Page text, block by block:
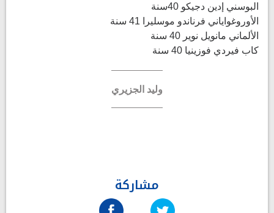
البوسني إدين دجيكو 40سنة
الأوروغواياني فرناندو موسليرا 41 سنة
الألماني مانويل نوير 40 سنة
كاب فيردي فوزينيا 40 سنة
وليد الجزيري
مشاركة